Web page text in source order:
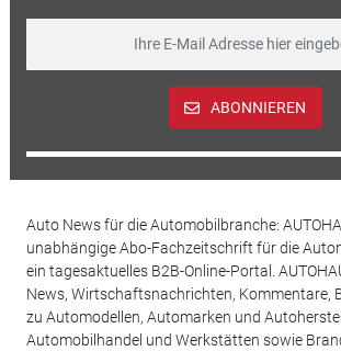
ABONNIEREN
Auto News für die Automobilbranche:
unabhängige Abo-Fachzeitschrift für die
ein tagesaktuelles B2B-Online-Portal.
News, Wirtschaftsnachrichten, Kommentare,
zu Automodellen, Automarken und
Automobilhandel und Werkstätten sowie